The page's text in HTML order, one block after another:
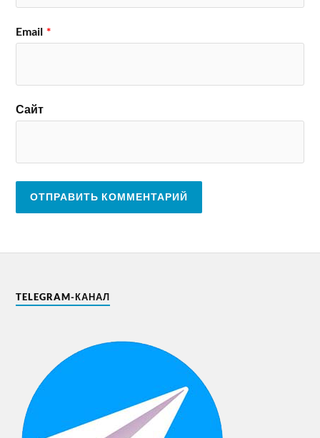
Email *
Сайт
TELEGRAM-КАНАЛ